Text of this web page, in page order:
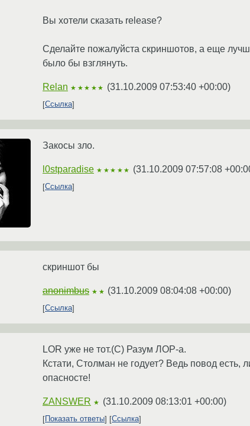
Вы хотели сказать release?
Сделайте пожалуйста скриншотов, а еще
было бы взглянуть.
Relan ★★★★★ (31.10.2009 07:53:40 +00:00)
Ссылка
Закосы зло.
l0stparadise ★★★★★ (31.10.2009 07:57:08
Ссылка
скриншот бы
anonimbus ★★ (31.10.2009 08:04:08 +00:00)
Ссылка
LOR уже не тот.(C) Разум ЛОР-а.
Кстати, Столман не годует? Ведь повод есть,
опасносте!
ZANSWER ★ (31.10.2009 08:13:01 +00:00)
Показать ответы Ссылка